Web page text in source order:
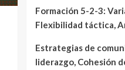
Formación 5-2-3:
Flexibilidad táctica,
Estrategias de
liderazgo, Cohesión